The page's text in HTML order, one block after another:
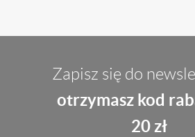
Zapisz się do
otrzymasz kod
20 zł